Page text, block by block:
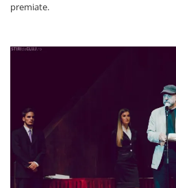
premiate.